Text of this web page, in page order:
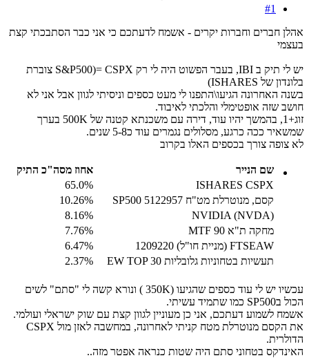
#1
אהלן חברים וחברות יקרים - אשמח לדעתכם כי אני כבר הסתבכתי קצת
בעצמי
יש לי תיק ב IBI, בעבר הפשוט היה לי רק CSPX =(S&P500 צוברת
בלונדון של ISHARES)
בשנה האחרונה הגיעו\התפנו לי מעט כספים וניסיתי לגוון אבל אני לא
חושב שזה אופטימלי והלכתי לאיבוד.
זוג+1, בהמשך יהיו עוד, דירה עם משכנתא קטנה של 500K בערך
שמשאיר ככה כרגע, מסלולים נגמרים עוד כ5-8 שנים.
לא צופה צורך בכספים האלו בקרוב
שם הנייר
אחוז מסה"כ התיק
ISHARES CSPX
‎65.0%
קסם, מנוטרלת מט"ח SP500 5122957
‎10.26%
NVIDIA (NVDA)
‎8.16%
מחקה ת"א 90 MTF
‎7.76%
FTSEAW (מניית חו"ל) 1209220
‎6.47%
תעשיות בטחוניות גלובליות EW TOP 30
‎2.37%
עכשיו יש לי עוד כספים שהגיעו (350K ) ונורא קשה לי "סתם" לשים
הכול בSP500 כמו שתמיד עשיתי.
אשמח לשמוע דעתכם, אני כן מעוניין לגוון קצת עם שוק ישראלי ועולמי.
את הקסם מנוטרלת מטח קניתי לאחרונה, במחשבה לאזן מול CSPX
הדולרית.
האינדקס בטחוני סתם היה שטות כנראה אפטר מזה..